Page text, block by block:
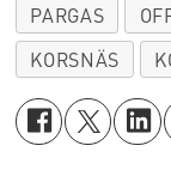
PARGAS
KORSNÄS